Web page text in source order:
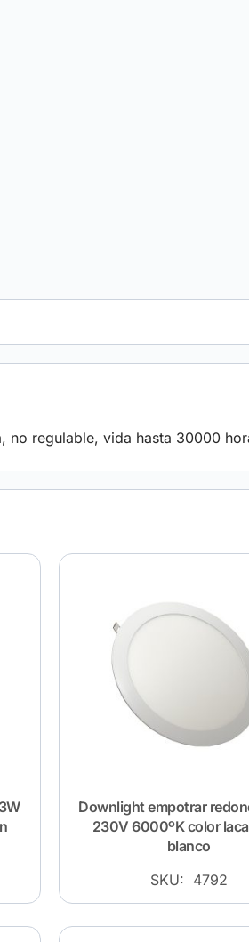
no regulable, vida hasta 30000
Downlight empotrar
230V 6000ºK color
blanco
SKU: 4792